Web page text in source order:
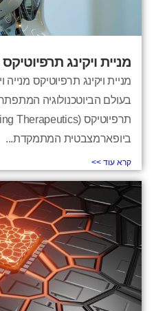
מניית ויקינג תרפיוטיקס
מניית ויקינג תרפיוטיקס
בעולם הביוטכנולוגיה
ביופארמצבטית המתמקדת...
קרא עוד >>